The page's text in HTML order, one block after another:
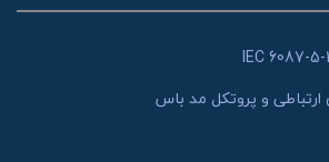
و پروتکل مد باس